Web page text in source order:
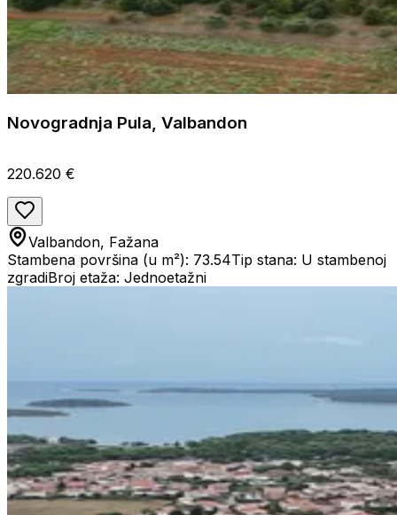
Novogradnja Pula, Valbandon
220.620 €
Valbandon, Fažana
Stambena površina (u m²): 73.54Tip stana: U stambenoj
zgradiBroj etaža: Jednoetažni